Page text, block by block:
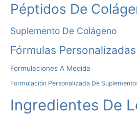
V
A
:
Péptidos De
Suplemento De Colágeno
Fórmulas Personalizadas
Formulaciones A Medida
Formulación Personalizada De
Ingredientes De